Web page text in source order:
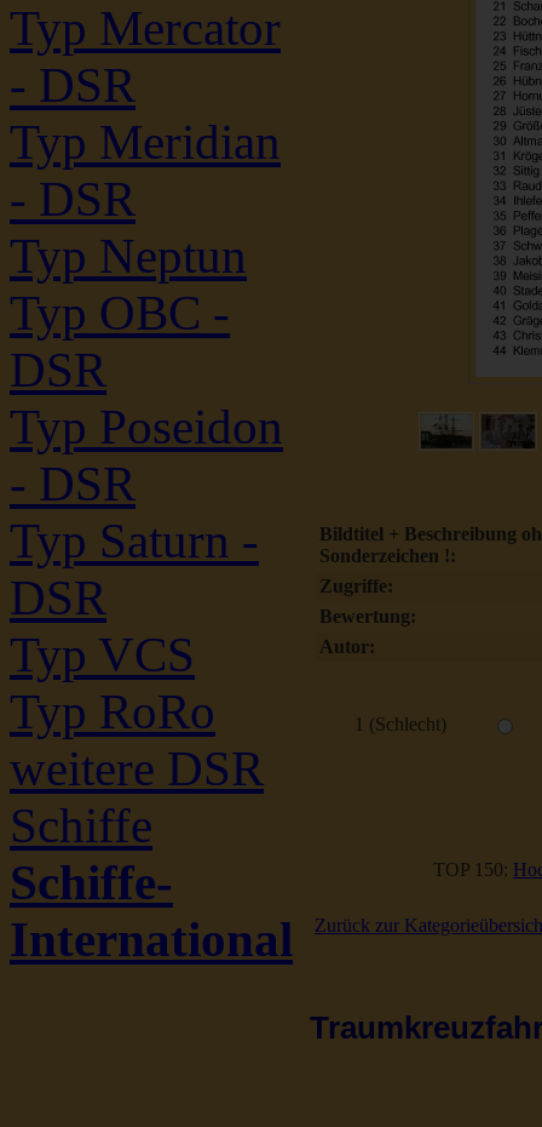
Typ Mercator
- DSR
Typ Meridian
- DSR
Typ Neptun
Typ OBC -
DSR
Typ Poseidon
- DSR
Typ Saturn -
DSR
Typ VCS
Typ RoRo
weitere DSR
Schiffe
Schiffe-
International
Bildtitel + Beschreibung
Sonderzeichen !:
Zugriffe:
Bewertung:
Autor:
1 (Schlecht)
TOP 150:
Zurück zur